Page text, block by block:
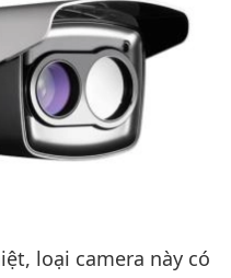
loại camera này có